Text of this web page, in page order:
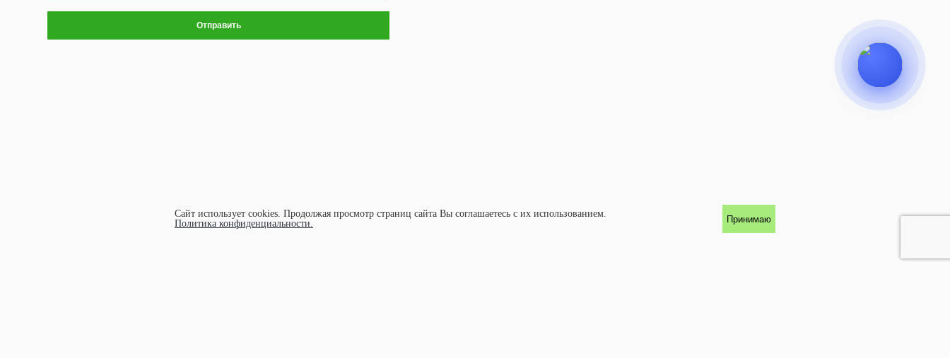
Сайт использует cookies. Продолжая просмотр страниц сайта Вы соглашаетесь с их использованием.
Политика конфиденциальности.
Принимаю